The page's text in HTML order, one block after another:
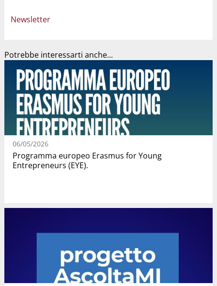
Newsletter
Potrebbe interessarti anche...
06/05/2026
Programma europeo Erasmus for Young
Entrepreneurs (EYE).